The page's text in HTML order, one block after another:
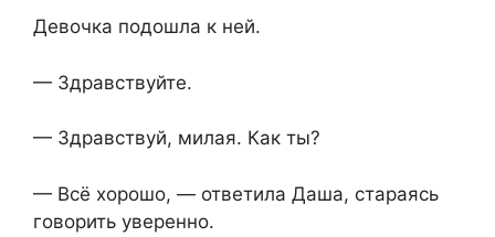
Девочка подошла к ней.
— Здравствуйте.
— Здравствуй, милая. Как ты?
— Всё хорошо, — ответила Даша,⁨ стараясь
говорить уверенно.